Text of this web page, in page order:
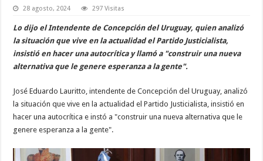
28 agosto, 2024 297 Visitas
Lo dijo el Intendente de Concepción del Uruguay, quien analizó
la situación que vive en la actualidad el Partido Justicialista,
insistió en hacer una autocrítica y llamó a "construir una nueva
alternativa que le genere esperanza a la gente".
José Eduardo Lauritto, intendente de Concepción del Uruguay, analizó
la situación que vive en la actualidad el Partido Justicialista, insistió en
hacer una autocrítica e instó a "construir una nueva alternativa que le
genere esperanza a la gente".